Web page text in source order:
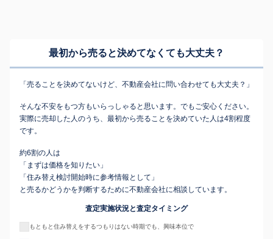
最初から売ると決めてなくても大丈夫？
「売ることを決めてないけど、不動産会社に問い合わせても大丈夫？」
そんな不安をもつ方もいらっしゃると思います。でもご安心ください。
実際に売却した人のうち、最初から売ることを決めていた人は4割程度
です。
約6割の人は
「まずは価格を知りたい」
「住み替え検討開始時に参考情報として」
と売るかどうかを判断するために不動産会社に相談しています。
査定実施状況と査定タイミング
もともと住み替えをするつもりはない時期でも、興味本位で